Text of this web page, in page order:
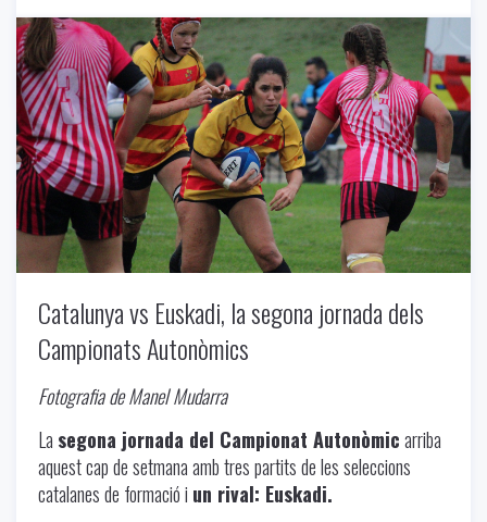
Uncategorized-11/25/2024
Catalunya vs Euskadi, la segona jornada dels
Campionats Autonòmics
Fotografia de Manel Mudarra
La segona jornada del Campionat Autonòmicarriba
aquest cap de setmana amb tres partits de les seleccions
catalanes de formació i un rival: Euskadi.